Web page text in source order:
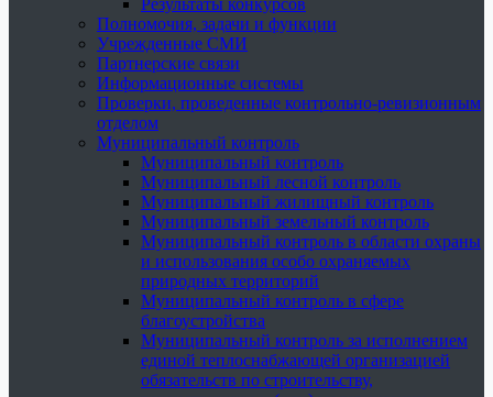
Результаты конкурсов
Полномочия, задачи и функции
Учрежденные СМИ
Партнерские связи
Информационные системы
Проверки, проведенные контрольно-ревизионным
отделом
Муниципальный контроль
Муниципальный контроль
Муниципальный лесной контроль
Муниципальный жилищный контроль
Муниципальный земельный контроль
Муниципальный контроль в области охраны
и использования особо охраняемых
природных территорий
Муниципальный контроль в сфере
благоустройства
Муниципальный контроль за исполнением
единой теплоснабжающей организацией
обязательств по строительству,